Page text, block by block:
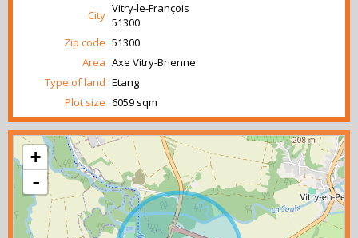
City Vitry-le-François
51300
Zip code 51300
Area Axe Vitry-Brienne
Type of land Etang
Plot size 6059 sqm
+
-